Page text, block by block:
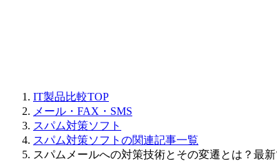
IT製品比較TOP
メール・FAX・SMS
スパム対策ソフト
スパム対策ソフトの関連記事一覧
スパムメールへの対策技術とその変遷とは？最